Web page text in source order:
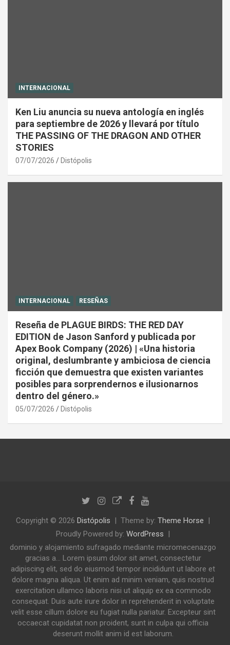
INTERNACIONAL
Ken Liu anuncia su nueva antología en inglés
para septiembre de 2026 y llevará por título
THE PASSING OF THE DRAGON AND OTHER
STORIES
07/07/2026 Distópolis
INTERNACIONAL RESEÑAS
Reseña de PLAGUE BIRDS: THE RED DAY
EDITION de Jason Sanford y publicada por
Apex Book Company (2026) | «Una historia
original, deslumbrante y ambiciosa de ciencia
ficción que demuestra que existen variantes
posibles para sorprendernos e ilusionarnos
dentro del género.»
05/07/2026 Distópolis
Copyright © 2026 Distópolis Theme by: Theme Horse
Proudly Powered by: WordPress
dominio y alojamiento sufragado mediante micromecenazgo
gracias a... Lorem ipsum dolor sit amet, consectetur
adipiscing elit, sed do eiusmod tempor incididunt ut labore et
dolore magna aliqua. Ut enim ad minim veniam, quis nostrud
exercitation ullamco laboris nisi ut aliquip ex ea commodo
consequat. Duis aute irure dolor in reprehenderit in voluptate
velit esse cillum dolore eu fugiat nulla pariatur. Excepteur sint
occaecat cupidatat non proident, sunt in culpa qui officia
deserunt mollit anim id est laborum.